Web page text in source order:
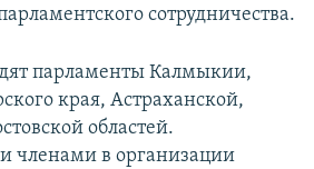
сотрудничества.
парламенты Калмыкии,
края, Астраханской,
областей.
членами в организации